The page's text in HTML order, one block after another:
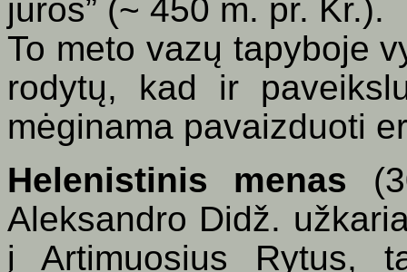
jūros” (~ 450 m. pr. Kr.).
To meto vazų tapyboje
rodytų, kad ir
mėginama pavaizduoti
Helenistinis menas
Aleksandro Didž.
į Artimuosius Rytus,